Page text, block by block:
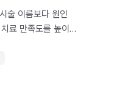
술 이름보다 원인
료 만족도를 높이는